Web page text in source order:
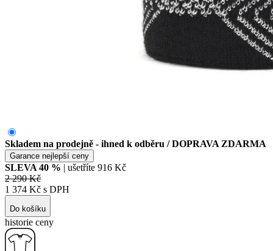
Skladem na prodejně - ihned k odběru / DOPRAVA ZDARMA
Garance nejlepší ceny
SLEVA 40 % | ušetříte 916 Kč
2 290 Kč
1 374 Kč s DPH
Do košíku
historie ceny